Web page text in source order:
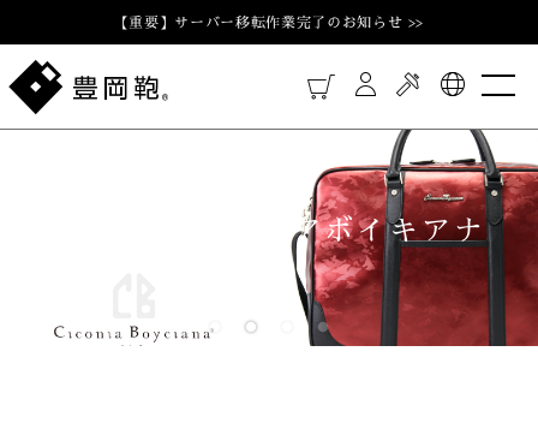
【重要】サーバー移転作業完了のお知らせ >>
株式会社 キコニアボイキアナ